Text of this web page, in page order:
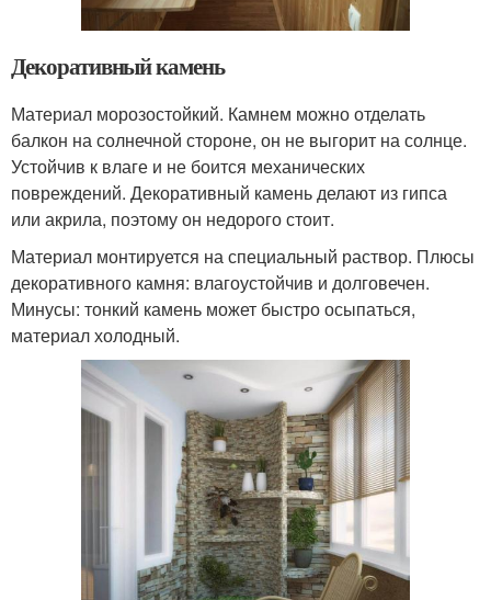
Декоративный камень
Материал морозостойкий. Камнем можно отделать
балкон на солнечной стороне, он не выгорит на солнце.
Устойчив к влаге и не боится механических
повреждений. Декоративный камень делают из гипса
или акрила, поэтому он недорого стоит.
Материал монтируется на специальный раствор. Плюсы
декоративного камня: влагоустойчив и долговечен.
Минусы: тонкий камень может быстро осыпаться,
материал холодный.